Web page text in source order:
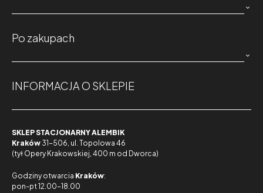

Po zakupach

INFORMACJA O SKLEPIE
SKLEP STACJONARNY ALEMBIK
Kraków 31-506, ul. Topolowa 46
(tył Opery Krakowskiej, 400 m od Dworca)
Godziny otwarcia Kraków:
pon-pt 12.00-18.00